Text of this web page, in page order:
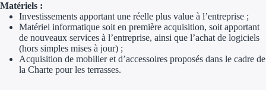
Aides Région
Aides Région
Matériels :
Investissements apportant une réelle plus value à l’entreprise ;
Matériel informatique soit en première acquisition, soit apportant
de nouveaux services à l’entreprise, ainsi que l’achat de logiciels
(hors simples mises à jour) ;
Acquisition de mobilier et d’accessoires proposés dans le cadre de
la Charte pour les terrasses.